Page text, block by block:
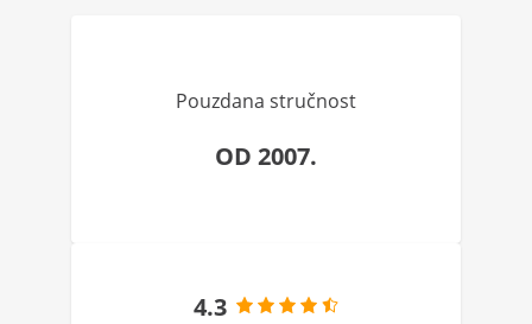
Pouzdana stručnost
OD 2007.
4.3